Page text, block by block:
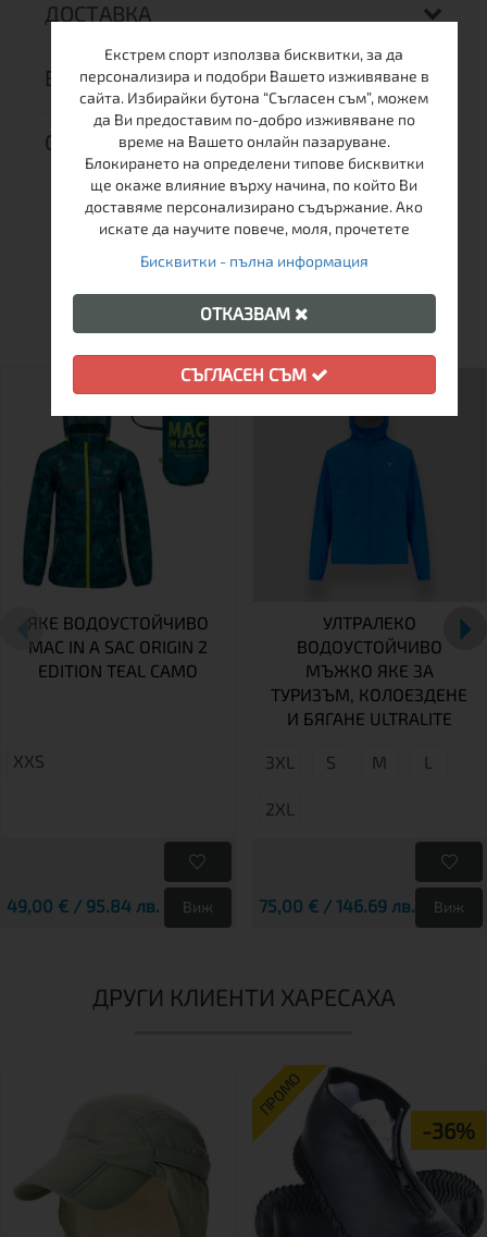
ДОСТАВКА
ВРЪЩАНЕ
ОТЗИВИ (0)
ОЩЕ ОТ ТАЗИ МАРКА
ЯКЕ ВОДОУСТОЙЧИВО
MAC IN A SAC ORIGIN 2
EDITION TEAL CAMO
XXS
49,00 € / 95.84 лв. Виж
УЛТРАЛЕКО
ВОДОУСТОЙЧИВО
МЪЖКО ЯКЕ ЗА
ТУРИЗЪМ, КОЛОЕЗДЕНЕ
И БЯГАНЕ ULTRALITE
3XL S М L
2XL
75,00 € / 146.69 лв. Виж
ДРУГИ КЛИЕНТИ ХАРЕСАХА
ПРОМО
-36%
Екстрем спорт използва бисквитки, за да
персонализира и подобри Вашето изживяване в
сайта. Избирайки бутона “Съгласен съм”, можем
да Ви предоставим по-добро изживяване по
време на Вашето онлайн пазаруване.
Блокирането на определени типове бисквитки
ще окаже влияние върху начина, по който Ви
доставяме персонализирано съдържание. Ако
искате да научите повече, моля, прочетете
Бисквитки - пълна информация
ОТКАЗВАМ
СЪГЛАСЕН СЪМ